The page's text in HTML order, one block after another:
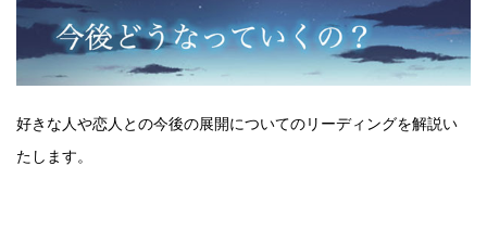
好きな人や恋人との今後の展開についてのリーディングを解説い
たします。